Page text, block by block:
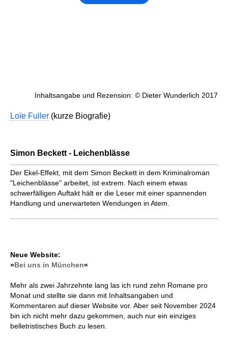
Inhaltsangabe und Rezension: © Dieter Wunderlich 2017
Loïe Fuller (kurze Biografie)
Simon Beckett - Leichenblässe
Der Ekel-Effekt, mit dem Simon Beckett in dem Kriminalroman
"Leichenblässe" arbeitet, ist extrem. Nach einem etwas
schwerfälligen Auftakt hält er die Leser mit einer spannenden
Handlung und unerwarteten Wendungen in Atem.
Neue Website:
»Bei uns in München«
Mehr als zwei Jahrzehnte lang las ich rund zehn Romane pro
Monat und stellte sie dann mit Inhaltsangaben und
Kommentaren auf dieser Website vor. Aber seit November 2024
bin ich nicht mehr dazu gekommen, auch nur ein einziges
belletristisches Buch zu lesen.